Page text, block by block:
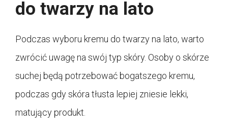
do twarzy na lato
Podczas wyboru kremu do twarzy na lato, warto
zwrócić uwagę na swój typ skóry. Osoby o skórze
suchej będą potrzebować bogatszego kremu,
podczas gdy skóra tłusta lepiej zniesie lekki,
matujący produkt.